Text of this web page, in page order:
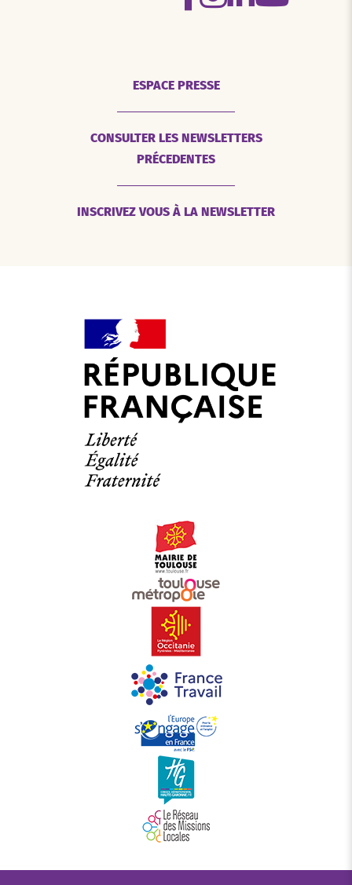
ESPACE PRESSE
CONSULTER LES NEWSLETTERS
PRÉCEDENTES
INSCRIVEZ VOUS À LA NEWSLETTER